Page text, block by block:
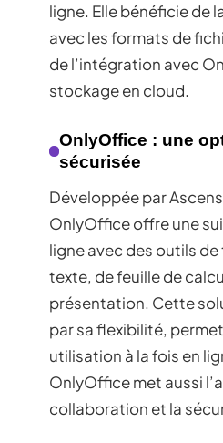
ligne. Elle bénéficie de
avec les formats de
de l’intégration avec
stockage en cloud.
OnlyOffice : une
sécurisée
Développée par
OnlyOffice offre une
ligne avec des outils
texte, de feuille de
présentation. Cette
par sa flexibilité,
utilisation à la fois en
OnlyOffice met aussi
collaboration et la